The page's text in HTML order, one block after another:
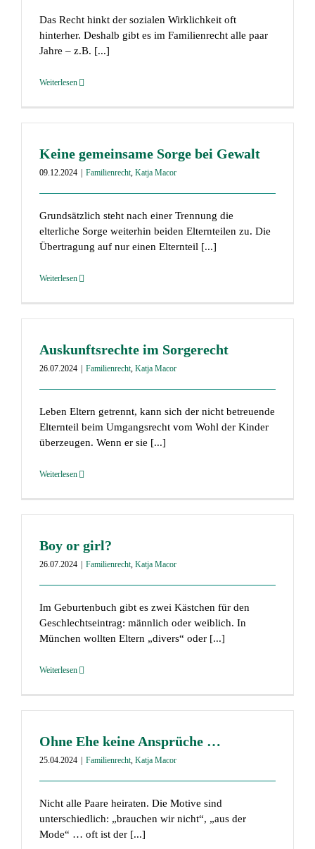
Das Recht hinkt der sozialen Wirklichkeit oft
hinterher. Deshalb gibt es im Familienrecht alle paar
Jahre – z.B. [...]
Weiterlesen
Keine gemeinsame Sorge bei Gewalt
09.12.2024 Familienrecht, Katja Macor
Grundsätzlich steht nach einer Trennung die
elterliche Sorge weiterhin beiden Elternteilen zu. Die
Übertragung auf nur einen Elternteil [...]
Weiterlesen
Auskunftsrechte im Sorgerecht
26.07.2024 Familienrecht, Katja Macor
Leben Eltern getrennt, kann sich der nicht betreuende
Elternteil beim Umgangsrecht vom Wohl der Kinder
überzeugen. Wenn er sie [...]
Weiterlesen
Boy or girl?
26.07.2024 Familienrecht, Katja Macor
Im Geburtenbuch gibt es zwei Kästchen für den
Geschlechtseintrag: männlich oder weiblich. In
München wollten Eltern „divers“ oder [...]
Weiterlesen
Ohne Ehe keine Ansprüche …
25.04.2024 Familienrecht, Katja Macor
Nicht alle Paare heiraten. Die Motive sind
unterschiedlich: „brauchen wir nicht“, „aus der
Mode“ … oft ist der [...]